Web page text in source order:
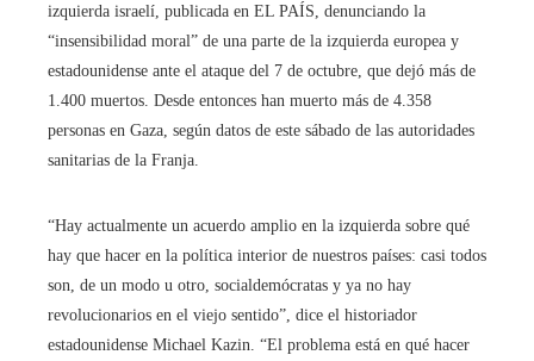
izquierda israelí, publicada en EL PAÍS, denunciando la
“insensibilidad moral” de una parte de la izquierda europea y
estadounidense ante el ataque del 7 de octubre, que dejó más de
1.400 muertos. Desde entonces han muerto más de 4.358
personas en Gaza, según datos de este sábado de las autoridades
sanitarias de la Franja.
“Hay actualmente un acuerdo amplio en la izquierda sobre qué
hay que hacer en la política interior de nuestros países: casi todos
son, de un modo u otro, socialdemócratas y ya no hay
revolucionarios en el viejo sentido”, dice el historiador
estadounidense Michael Kazin. “El problema está en qué hacer